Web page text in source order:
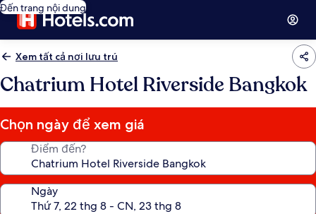
Đến trang nội dung
Xem tất cả nơi lưu trú
Chatrium Hotel Riverside Bangkok
Chọn ngày để xem giá
Điểm đến?
Ngày